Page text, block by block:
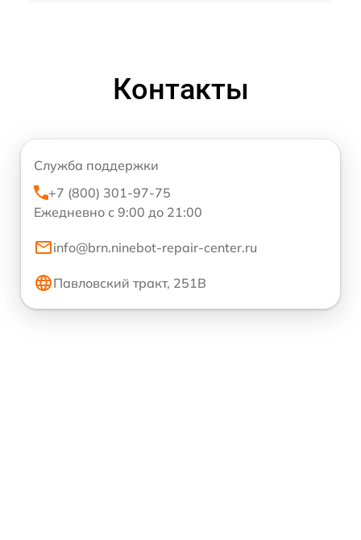
Контакты
Служба поддержки
+7 (800) 301-97-75
Ежедневно с 9:00 до 21:00
info@brn.ninebot-repair-center.ru
Павловский тракт, 251В